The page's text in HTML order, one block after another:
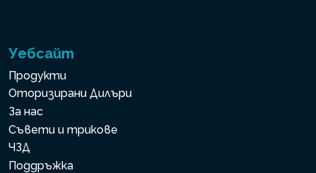
Уебсайт
Продукти
Оторизирани Дилъри
За нас
Съвети и трикове
ЧЗД
Поддръжка